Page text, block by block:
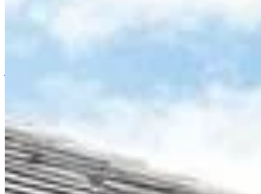
L'astuce écolo que les jardiniers
L'astuce écolo que les jardiniers